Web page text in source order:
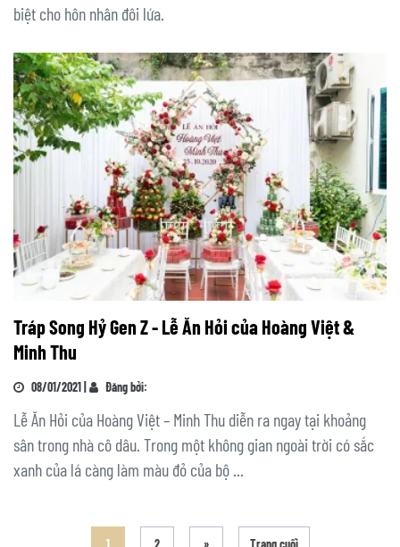
biệt cho hôn nhân đôi lứa.
Tráp Song Hỷ Gen Z - Lễ Ăn Hỏi của Hoàng Việt &
Minh Thu
08/01/2021 | Đăng bởi:
Lễ Ăn Hỏi của Hoàng Việt – Minh Thu diễn ra ngay tại khoảng
sân trong nhà cô dâu. Trong một không gian ngoài trời có sắc
xanh của lá càng làm màu đỏ của bộ ...
1 2 » Trang cuối